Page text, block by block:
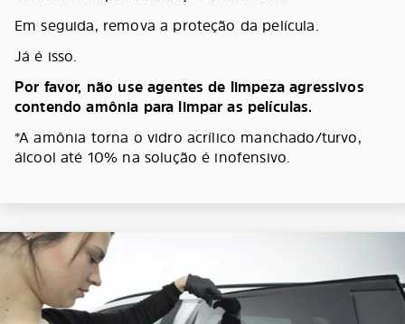
Em seguida, remova a proteção da película.
Já é isso.
Por favor, não use agentes de limpeza agressivos
contendo amônia para limpar as películas.
*A amônia torna o vidro acrílico manchado/turvo,
álcool até 10% na solução é inofensivo.